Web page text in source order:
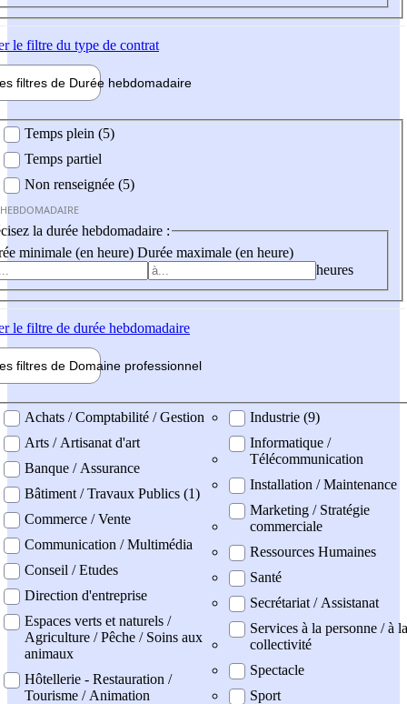
le filtre du type de contrat
filtres de Durée hebdomadaire
Temps plein (5)
Temps partiel
Non renseignée (5)
la durée hebdomadaire :
minimale (en heure) Durée maximale (en heure)
heures
le filtre de durée hebdomadaire
filtres de Domaine professionnel
professionel
Achats / Comptabilité / Gestion
Arts / Artisanat d'art
Banque / Assurance
Bâtiment / Travaux Publics (1)
Commerce / Vente
Communication / Multimédia
Conseil / Etudes
Direction d'entreprise
Espaces verts et naturels /
Agriculture / Pêche / Soins aux
animaux
Hôtellerie - Restauration /
Tourisme / Animation
Industrie (9)
Informatique /
Télécommunication
Installation / Maintenance
Marketing / Stratégie
commerciale
Ressources Humaines
Santé
Secrétariat / Assistanat
Services à la personne / à la
collectivité
Spectacle
Sport